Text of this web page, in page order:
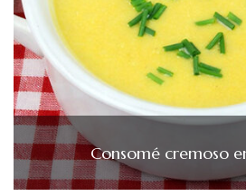
Consomé cremoso